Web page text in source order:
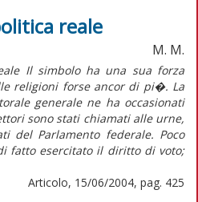
reale
M. M.
Il simbolo ha una sua forza
religioni forse ancor di pi�. La
generale ne ha occasionati
sono stati chiamati alle urne,
del Parlamento federale. Poco
fatto esercitato il diritto di voto;
Articolo, 15/06/2004, pag. 425